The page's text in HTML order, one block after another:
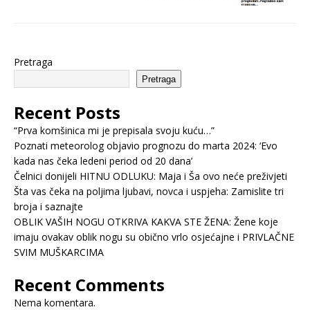
Pretraga
Pretraga
Recent Posts
“Prva komšinica mi je prepisala svoju kuću…”
Poznati meteorolog objavio prognozu do marta 2024: ‘Evo
kada nas čeka ledeni period od 20 dana’
Čelnici donijeli HITNU ODLUKU: Maja i Ša ovo neće preživjeti
Šta vas čeka na poljima ljubavi, novca i uspjeha: Zamislite tri
broja i saznajte
OBLIK VAŠIH NOGU OTKRIVA KAKVA STE ŽENA: Žene koje
imaju ovakav oblik nogu su obično vrlo osjećajne i PRIVLAČNE
SVIM MUŠKARCIMA
Recent Comments
Nema komentara.